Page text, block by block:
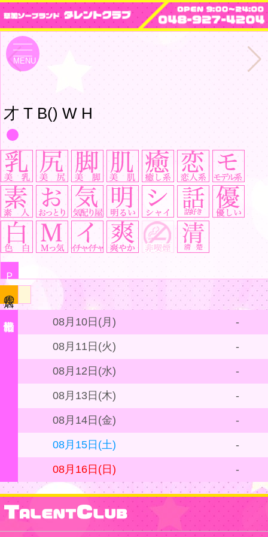
toggle
navigation
MENU
才 T B() W H
08月10日(月) -
08月11日(火) -
08月12日(水) -
08月13日(木) -
08月14日(金) -
08月15日(土) -
08月16日(日) -